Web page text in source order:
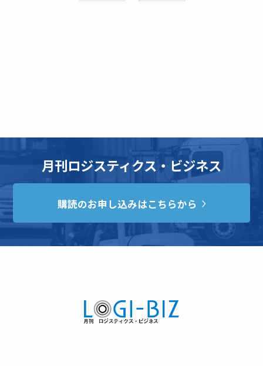
月刊ロジスティクス・ビジネス
購読のお申し込みはこちらから